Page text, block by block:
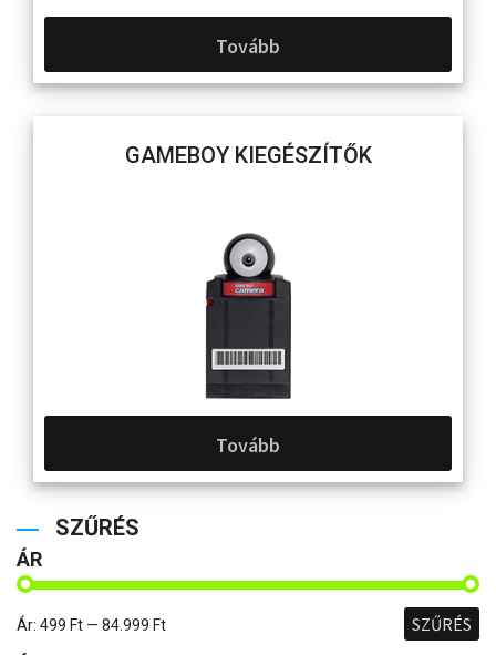
Tovább
GAMEBOY KIEGÉSZÍTŐK
Tovább
SZŰRÉS
ÁR
SZŰRÉS
Ár: 499 Ft — 84.999 Ft